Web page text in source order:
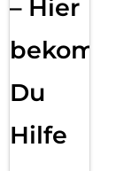
– Hier
bekommst
Du
Hilfe